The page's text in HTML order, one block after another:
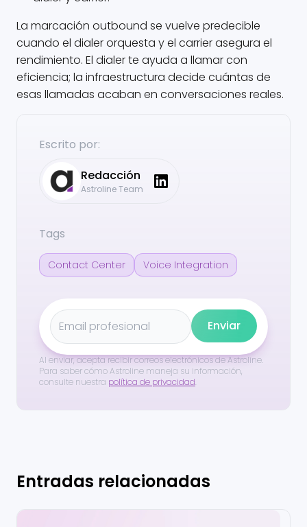
La marcación outbound se vuelve predecible
cuando el dialer orquesta y el carrier asegura el
rendimiento. El dialer te ayuda a llamar con
eficiencia; la infraestructura decide cuántas de
esas llamadas acaban en conversaciones reales.
Escrito por:
Redacción
Astroline Team
Tags
Contact Center Voice Integration
Enviar
Al enviar, acepta recibir correos electrónicos de Astroline.
Para saber cómo Astroline maneja su información,
consulte nuestra política de privacidad.
Entradas relacionadas